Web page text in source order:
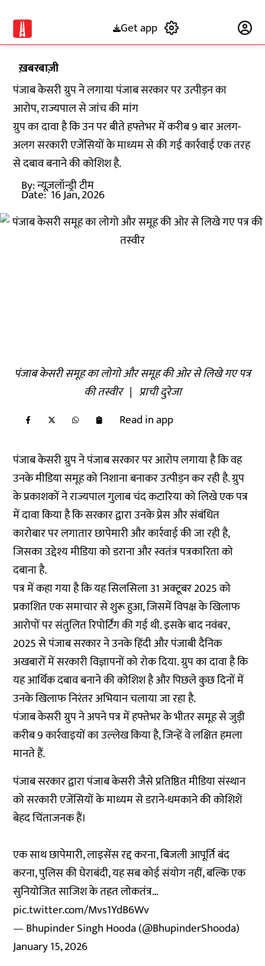
Get app
ख़बरबाज़ी
पंजाब केसरी ग्रुप ने लगाया पंजाब सरकार पर उत्पीड़न का
आरोप, राज्यपाल से जांच की मांग
ग्रुप का दावा है कि उन पर बीते हफ्तेभर में करीब 9 बार अलग-
अलग सरकारी एजेंसियों के माध्यम से की गई कार्रवाई एक तरह
से दबाव बनाने की कोशिश है.
By:न्यूज़लॉन्ड्री टीम
Date: 16 Jan, 2026
पंजाब केसरी समूह का लोगो और समूह की ओर से लिखे गए पत्र
की तस्वीर | प्राची दुरेजा
Read in app
पंजाब केसरी ग्रुप ने पंजाब सरकार पर आरोप लगाया है कि वह
उनके मीडिया समूह को निशाना बनाकर उत्पीड़न कर रही है. ग्रुप
के प्रकाशकों ने राज्यपाल गुलाब चंद कटारिया को लिखे एक पत्र
में दावा किया है कि सरकार द्वारा उनके प्रेस और संबंधित
कारोबार पर लगातार छापेमारी और कार्रवाई की जा रही है,
जिसका उद्देश्य मीडिया को डराना और स्वतंत्र पत्रकारिता को
दबाना है.
पत्र में कहा गया है कि यह सिलसिला 31 अक्टूबर 2025 को
प्रकाशित एक समाचार से शुरू हुआ, जिसमें विपक्ष के खिलाफ
आरोपों पर संतुलित रिपोर्टिंग की गई थी. इसके बाद नवंबर,
2025 से पंजाब सरकार ने उनके हिंदी और पंजाबी दैनिक
अखबारों में सरकारी विज्ञापनों को रोक दिया. ग्रुप का दावा है कि
यह आर्थिक दबाव बनाने की कोशिश है और पिछले कुछ दिनों में
उनके खिलाफ निरंतर अभियान चलाया जा रहा है.
पंजाब केसरी ग्रुप ने अपने पत्र में हफ्तेभर के भीतर समूह से जुड़ी
करीब 9 कार्रवाइयों का उल्लेख किया है, जिन्हें वे लक्षित हमला
मानते हैं.
पंजाब सरकार द्वारा पंजाब केसरी जैसे प्रतिष्ठित मीडिया संस्थान
को सरकारी एजेंसियों के माध्यम से डराने-धमकाने की कोशिशें
बेहद चिंताजनक हैं।
एक साथ छापेमारी, लाइसेंस रद्द करना, बिजली आपूर्ति बंद
करना, पुलिस की घेराबंदी, यह सब कोई संयोग नहीं, बल्कि एक
सुनियोजित साजिश के तहत लोकतंत्र…
pic.twitter.com/Mvs1YdB6Wv
— Bhupinder Singh Hooda (@BhupinderShooda)
January 15, 2026